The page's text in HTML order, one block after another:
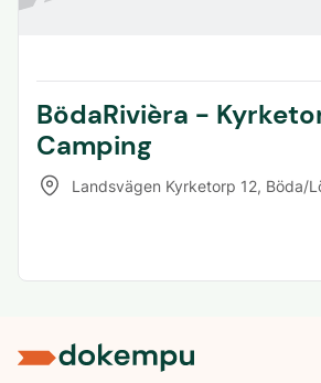
BödaRivièra -
Camping
Landsvägen Kyrketorp 12, Böda/